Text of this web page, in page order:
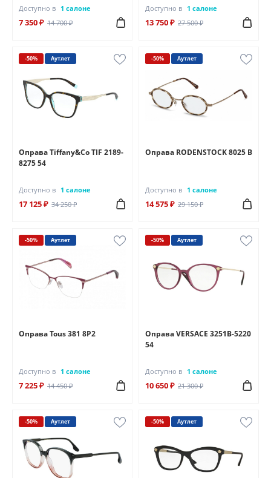
Доступно в 1 салоне
7 350 ₽ 14 700 ₽
Доступно в 1 салоне
13 750 ₽ 27 500 ₽
-50% Аутлет
Оправа Tiffany&Co TIF 2189-
8275 54
Доступно в 1 салоне
17 125 ₽ 34 250 ₽
-50% Аутлет
Оправа RODENSTOCK 8025 В
Доступно в 1 салоне
14 575 ₽ 29 150 ₽
-50% Аутлет
Оправа Tous 381 8P2
Доступно в 1 салоне
7 225 ₽ 14 450 ₽
-50% Аутлет
Оправа VERSACE 3251B-5220
54
Доступно в 1 салоне
10 650 ₽ 21 300 ₽
-50% Аутлет -50% Аутлет